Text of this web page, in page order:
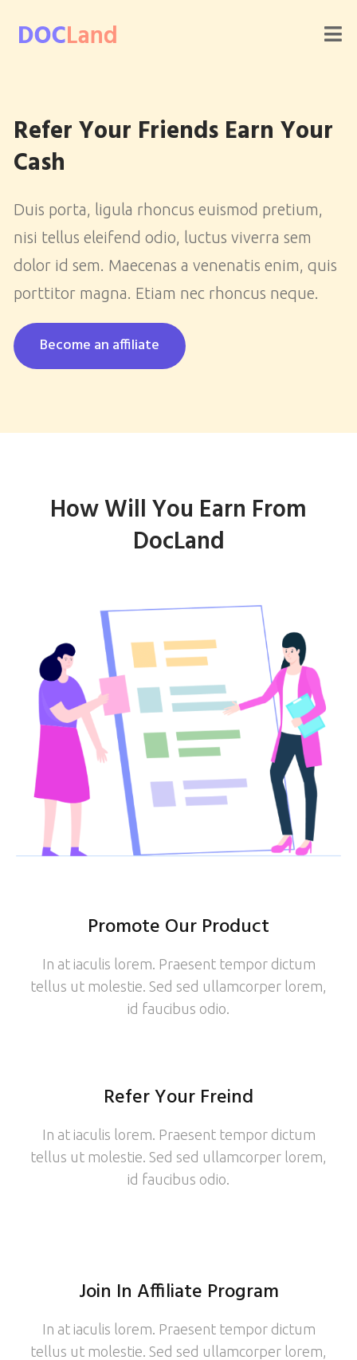
Refer Your Friends Earn Your
Cash
Duis porta, ligula rhoncus euismod pretium,
nisi tellus eleifend odio, luctus viverra sem
dolor id sem. Maecenas a venenatis enim, quis
porttitor magna. Etiam nec rhoncus neque.
Become an affiliate
How Will You Earn From
DocLand
Promote Our Product
In at iaculis lorem. Praesent tempor dictum
tellus ut molestie. Sed sed ullamcorper lorem,
id faucibus odio.
Refer Your Freind
In at iaculis lorem. Praesent tempor dictum
tellus ut molestie. Sed sed ullamcorper lorem,
id faucibus odio.
Join In Affiliate Program
In at iaculis lorem. Praesent tempor dictum
tellus ut molestie. Sed sed ullamcorper lorem,